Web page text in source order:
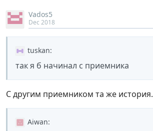
Vados5
Dec 2018
tuskan:
так я б начинал с приемника
С другим приемником та же история.
Aiwan: